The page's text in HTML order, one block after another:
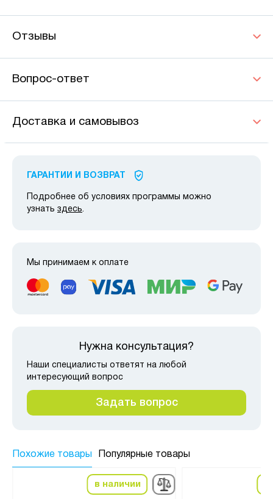
Отзывы
Вопрос-ответ
Доставка и самовывоз
ГАРАНТИИ И ВОЗВРАТ
Подробнее об условиях программы можно
узнать здесь.
Мы принимаем к оплате
Нужна консультация?
Наши специалисты ответят на любой
интересующий вопрос
Задать вопрос
Похожие товары Популярные товары
в наличии